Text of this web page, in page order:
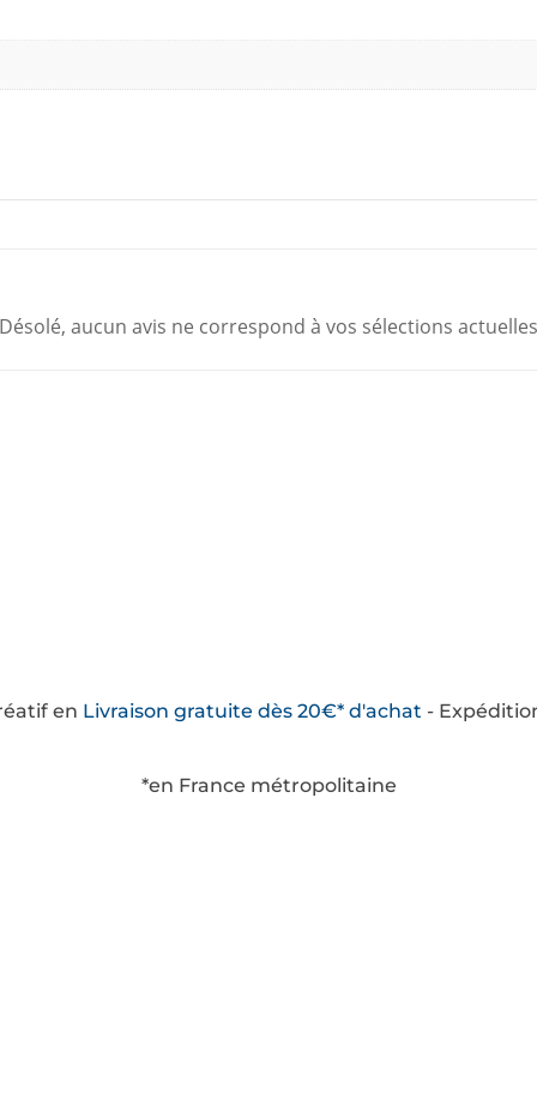
Désolé, aucun avis ne correspond à vos sélections actuelles
en Livraison gratuite dès 20€* d'achat -
*en France métropolitaine